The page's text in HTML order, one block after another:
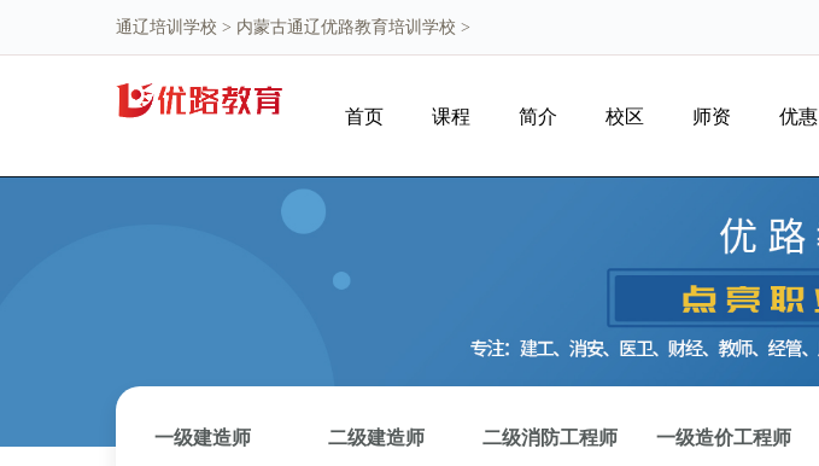
通辽培训学校 > 内蒙古通辽优路教育培训学校 >
首页 课程 简介 校区 师资 优惠
一级建造师 二级建造师 二级消防工程师 一级造价工程师